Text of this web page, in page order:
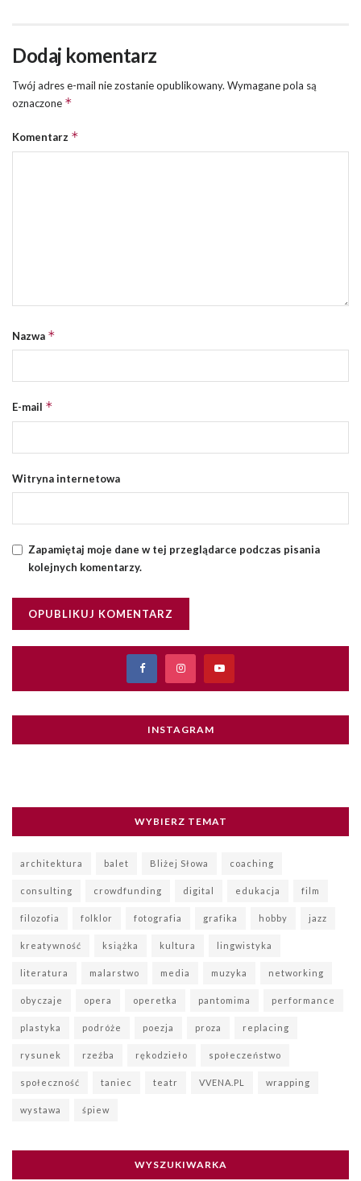
Dodaj komentarz
Twój adres e-mail nie zostanie opublikowany. Wymagane pola są
oznaczone *
Komentarz *
Nazwa *
E-mail *
Witryna internetowa
Zapamiętaj moje dane w tej przeglądarce podczas pisania
kolejnych komentarzy.
INSTAGRAM
WYBIERZ TEMAT
architektura balet Bliżej Słowa coaching
consulting crowdfunding digital edukacja film
filozofia folklor fotografia grafika hobby jazz
kreatywność książka kultura lingwistyka
literatura malarstwo media muzyka networking
obyczaje opera operetka pantomima performance
plastyka podróże poezja proza replacing
rysunek rzeźba rękodzieło społeczeństwo
społeczność taniec teatr VVENA.PL wrapping
wystawa śpiew
WYSZUKIWARKA